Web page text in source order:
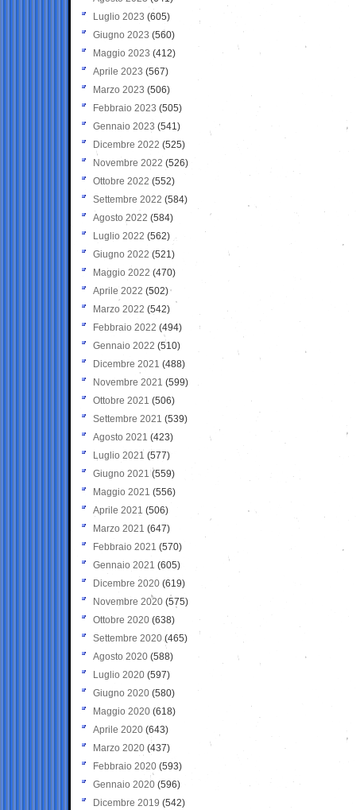
Luglio 2023 (605)
Giugno 2023 (560)
Maggio 2023 (412)
Aprile 2023 (567)
Marzo 2023 (506)
Febbraio 2023 (505)
Gennaio 2023 (541)
Dicembre 2022 (525)
Novembre 2022 (526)
Ottobre 2022 (552)
Settembre 2022 (584)
Agosto 2022 (584)
Luglio 2022 (562)
Giugno 2022 (521)
Maggio 2022 (470)
Aprile 2022 (502)
Marzo 2022 (542)
Febbraio 2022 (494)
Gennaio 2022 (510)
Dicembre 2021 (488)
Novembre 2021 (599)
Ottobre 2021 (506)
Settembre 2021 (539)
Agosto 2021 (423)
Luglio 2021 (577)
Giugno 2021(559)
Maggio 2021 (556)
Aprile 2021 (506)
Marzo 2021 (647)
Febbraio 2021 (570)
Gennaio 2021 (605)
Dicembre 2020 (619)
Novembre 2020 (575)
Ottobre 2020 (638)
Settembre 2020(465)
Agosto 2020 (588)
Luglio 2020 (597)
Giugno 2020 (580)
Maggio 2020 (618)
Aprile 2020 (643)
Marzo 2020 (437)
Febbraio 2020 (593)
Gennaio 2020 (596)
Dicembre 2019 (542)